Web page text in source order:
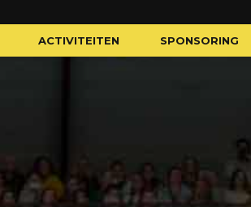
ACTIVITEITEN SPONSORING